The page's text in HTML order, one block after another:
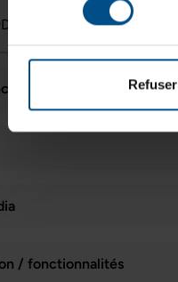
Refuser
Windows 11 Home
/ fonctionnalités